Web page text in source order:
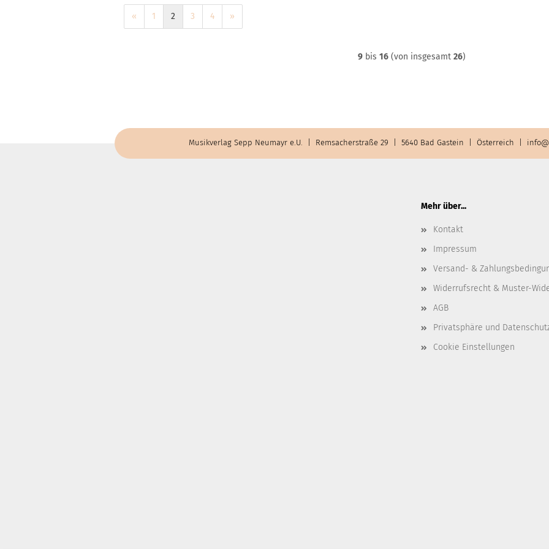
« 1 2 3 4 »
9 bis 16 (von insgesamt 26)
Musikverlag Sepp Neumayr e.U. | Remsacherstraße 29 | 5640 Bad Gastein | Österreich |
Mehr über...
Kontakt
Impressum
Versand- &
Widerrufsrecht & Muster-
AGB
Privatsphäre und
Cookie Einstellungen